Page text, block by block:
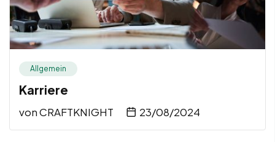
Allgemein
Karriere
vonCRAFTKNIGHT 23/08/2024